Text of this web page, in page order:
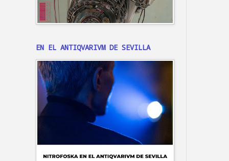
EN EL ANTIQVARIVM DE SEVILLA